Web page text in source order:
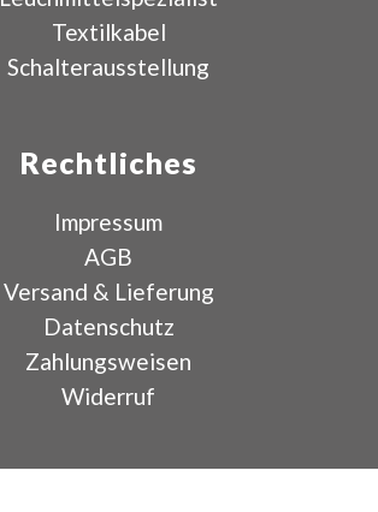
Textilkabel
Schalterausstellung
Rechtliches
Impressum
AGB
Versand & Lieferung
Datenschutz
Zahlungsweisen
Widerruf